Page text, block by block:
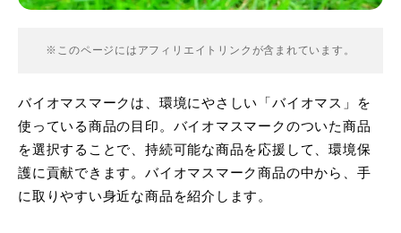
※このページにはアフィリエイトリンクが含まれています。
バイオマスマークは、環境にやさしい「バイオマス」を
使っている商品の目印。バイオマスマークのついた商品
を選択することで、持続可能な商品を応援して、環境保
護に貢献できます。バイオマスマーク商品の中から、手
に取りやすい身近な商品を紹介します。